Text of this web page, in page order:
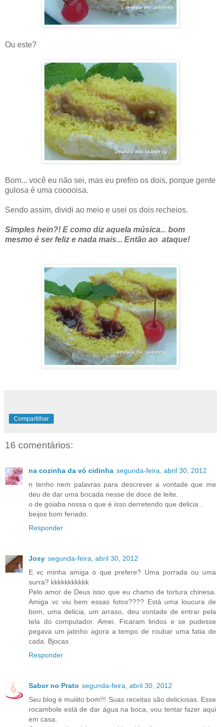
Ou este?
Bom... você eu não sei, mas eu prefiro os dois, porque gente
gulosa é uma cooooisa.
Sendo assim, dividi ao meio e usei os dois recheios.
Simples hein?! E como diz aquela música... bom
mesmo é ser feliz e nada mais... Então ao ataque!
Compartilhar
16 comentários:
na cozinha da vó cidinha segunda-feira, abril 30, 2012
n tenho nem palavras para descrever a vontade que me
deu de dar uma bocada nesse de doce de leite.
o de goiaba nossa o que é isso derretendo que delicia .
beijos bom feriado.
Responder
Josy segunda-feira, abril 30, 2012
E vc minha amiga o que prefere? Uma porrada ou uma
surra? kkkkkkkkkkk
Pelo amor de Deus isso que eu chamo de tortura chinesa.
Amiga vc viu bem essas fotos???? Está uma loucura de
bom, uma delicia, um arraso, deu vontade de entrar pela
tela do computador. Amei. Ficaram lindos e se pudesse
pegava um jatinho agora a tempo de roubar uma fatia de
cada. Bjocas
Responder
Sabor no Prato segunda-feira, abril 30, 2012
Seu blog é muiiito bom!!! Suas receitas são deliciosas. Esse
rocambole está de dar água na boca, vou tentar fazer aqui
em casa.